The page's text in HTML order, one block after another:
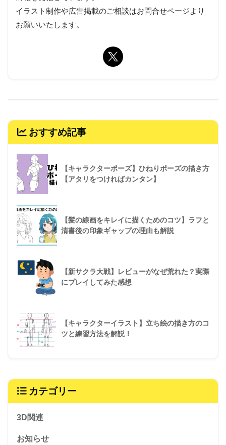
イラスト制作や広告掲載のご相談はお問合せページより
お願いいたします。
おすすめ記事
【キャラクターポーズ】ひねりポーズの描き方
【アタリをつければカンタン】
【髪の線画をキレイに描くためのコツ】ラフと
清書後の印象ギャップの理由も解説
【新サクラ大戦】レビューがなぜ荒れた？実際
にプレイしてみた感想
【キャラクターイラスト】立ち絵の描き方のコ
ツと練習方法を解説！
カテゴリー
3D関連
お知らせ